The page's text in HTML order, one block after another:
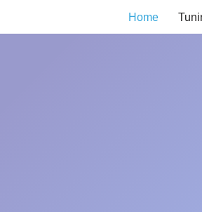
Home